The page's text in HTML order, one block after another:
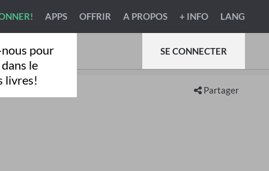
pour
le
livres!
APPS OFFRIR A PROPOS + INFO LANG
SE CONNECTER
Partager